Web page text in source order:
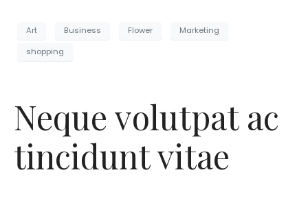
Art Business Flower
Marketing
shopping
Neque volutpat ac
tincidunt vitae